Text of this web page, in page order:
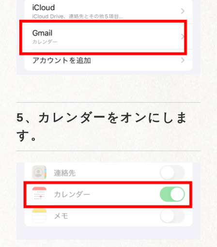
5、カレンダーをオンにしま
す。